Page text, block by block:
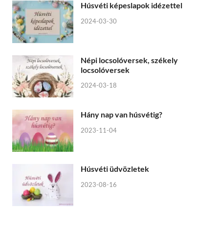
Húsvéti képeslapok idézettel
2024-03-30
Népi locsolóversek, székely
locsolóversek
2024-03-18
Hány nap van húsvétig?
2023-11-04
Húsvéti üdvözletek
2023-08-16